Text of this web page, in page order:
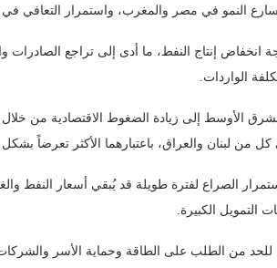
انخفاض إنتاج النفط، ما أدى إلى تراجع الصادرات
الواردات.
الأوسط إلى زيادة الضغوط الاقتصادية من
الصراع لفترة طويلة قد يُبقي أسعار النفط
التمويل الكبيرة.
للحد من الطلب على الطاقة وحماية الأسر